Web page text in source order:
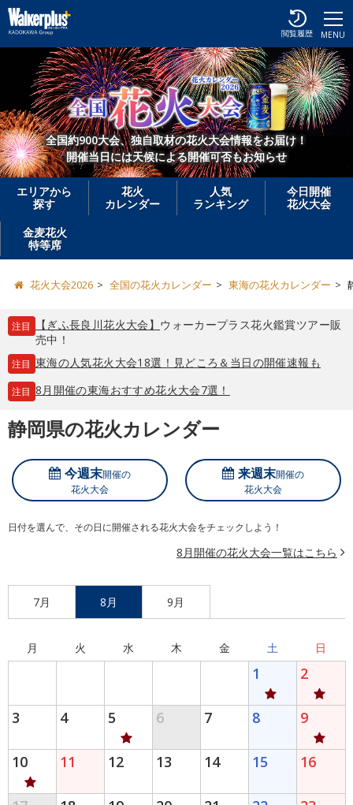
MENU
閲覧履歴
全国約900大会、独自取材の花火大会情報をお届け！
開催当日には天候による開催可否もお知らせ
エリアから
探す
花火
カレンダー
人気
ランキング
今日開催
花火大会
金麦花火
特等席
花火大会2026 全国の花火カレンダー 東海の花火カレンダー
注目 【ぎふ長良川花火大会】 ウォーカープラス花火鑑賞ツアー販
売中！
注目 東海の人気花火大会18選！見どころ＆当日の開催速報も
注目 8月開催の東海おすすめ花火大会7選！
静岡県の花火カレンダー
今週末開催の
花火大会
来週末開催の
花火大会
日付を選んで、その日に開催される花火大会をチェックしよう！
8月開催の花火大会一覧はこちら
7月 8月 9月
月 火 水 木 金 土 日
1 2
3 4 5 6 7 8 9
10 11 12 13 14 15 16